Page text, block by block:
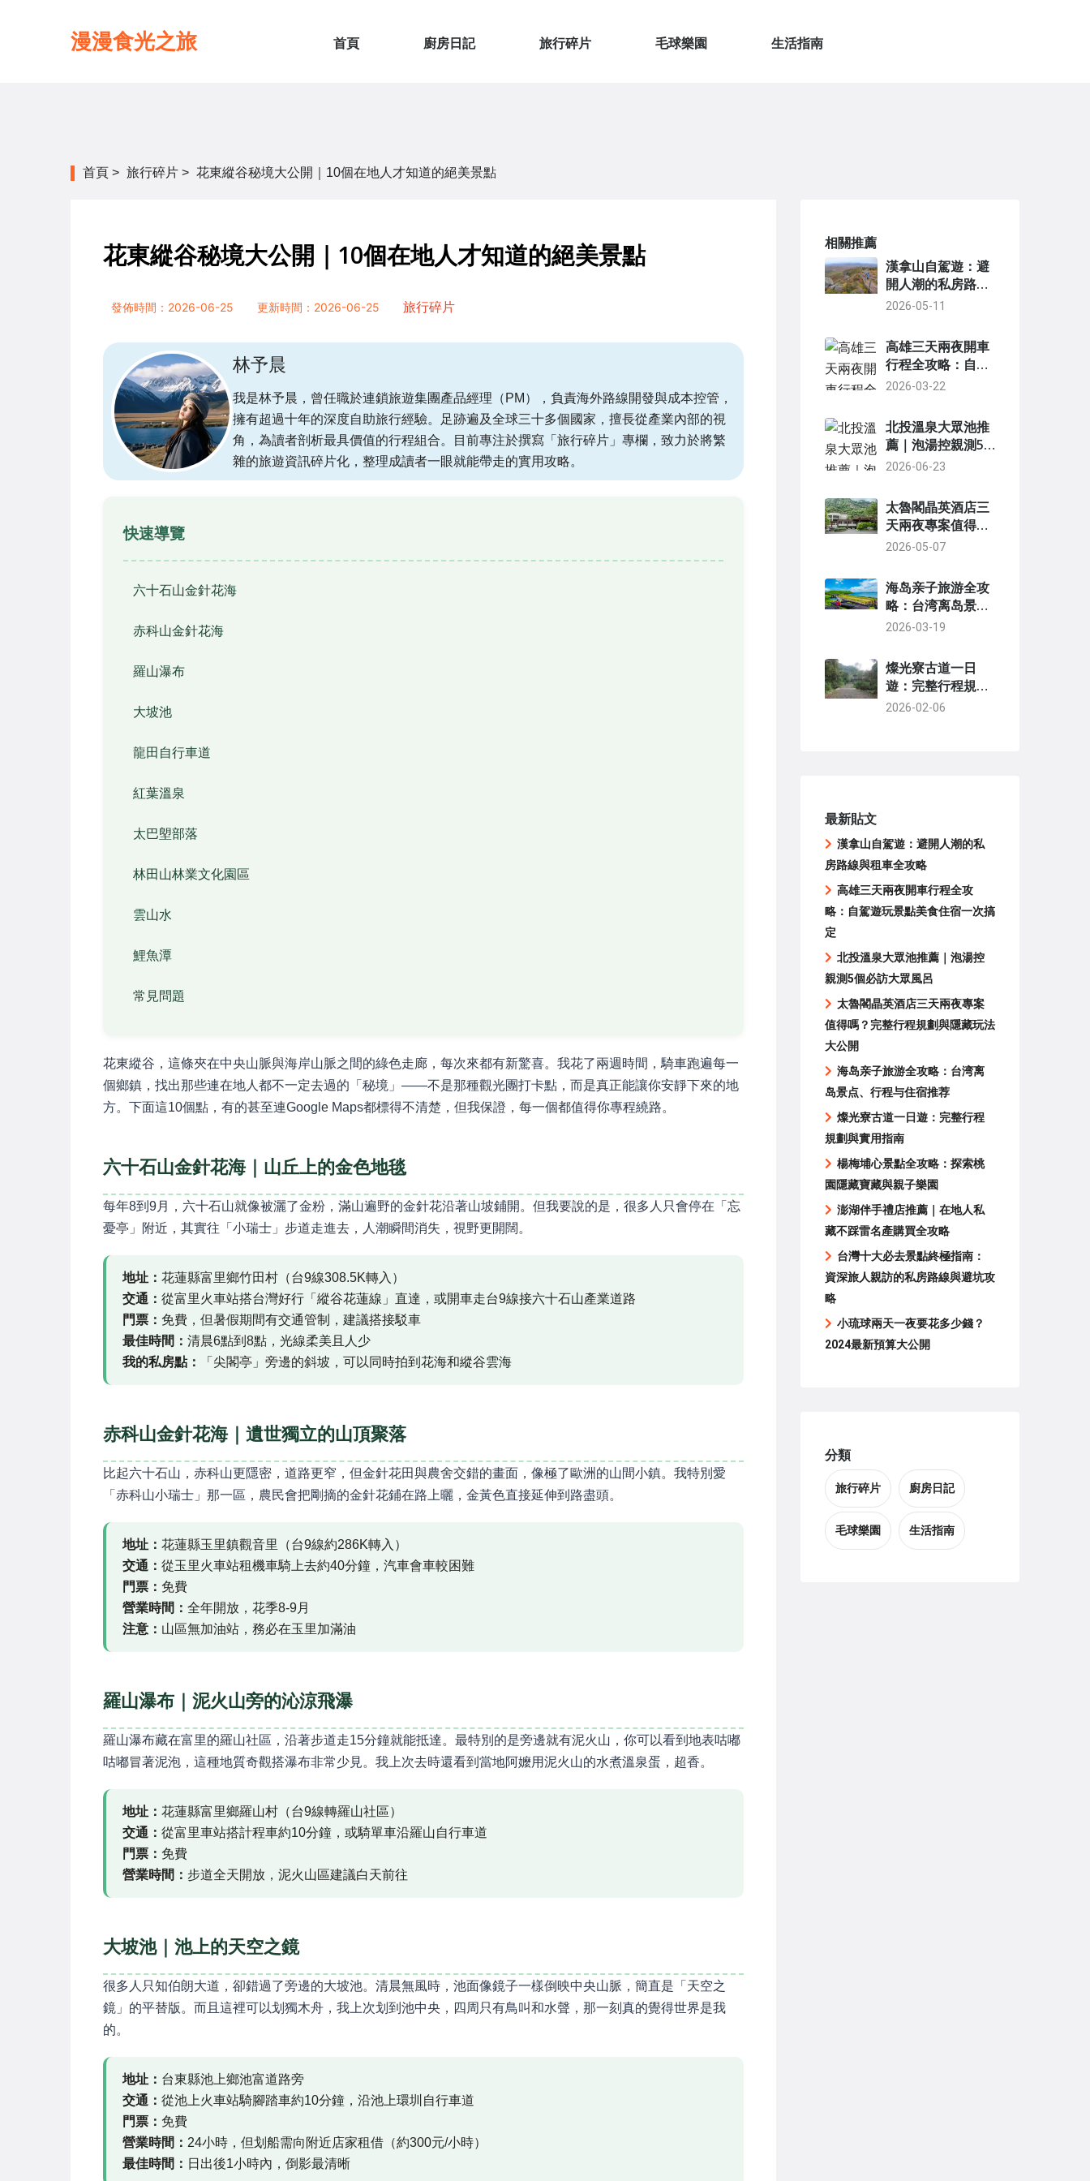
漫漫食光之旅 首頁 廚房日記 旅行碎片 毛球樂園 生活指南
首頁 > 旅行碎片 > 花東縱谷秘境大公開｜10個在地人才知道的絕美景點
花東縱谷秘境大公開｜10個在地人才知道的絕美景點
發佈時間：2026-06-25 更新時間：2026-06-25 旅行碎片
林予晨
我是林予晨，曾任職於連鎖旅遊集團產品經理（PM），負責海外路線開發與成本控管，
擁有超過十年的深度自助旅行經驗。足跡遍及全球三十多個國家，擅長從產業內部的視
角，為讀者剖析最具價值的行程組合。目前專注於撰寫「旅行碎片」專欄，致力於將繁
雜的旅遊資訊碎片化，整理成讀者一眼就能帶走的實用攻略。
快速導覽
六十石山金針花海
赤科山金針花海
羅山瀑布
大坡池
龍田自行車道
紅葉溫泉
太巴塱部落
林田山林業文化園區
雲山水
鯉魚潭
常見問題
花東縱谷，這條夾在中央山脈與海岸山脈之間的綠色走廊，每次來都有新驚喜。我花了兩週時間，騎車跑遍每一
個鄉鎮，找出那些連在地人都不一定去過的「秘境」——不是那種觀光團打卡點，而是真正能讓你安靜下來的地
方。下面這10個點，有的甚至連Google Maps都標得不清楚，但我保證，每一個都值得你專程繞路。
六十石山金針花海｜山丘上的金色地毯
每年8到9月，六十石山就像被灑了金粉，滿山遍野的金針花沿著山坡鋪開。但我要說的是，很多人只會停在「忘
憂亭」附近，其實往「小瑞士」步道走進去，人潮瞬間消失，視野更開闊。
地址： 花蓮縣富里鄉竹田村（台9線308.5K轉入）
交通： 從富里火車站搭台灣好行「縱谷花蓮線」直達，或開車走台9線接六十石山產業道路
門票： 免費，但暑假期間有交通管制，建議搭接駁車
最佳時間： 清晨6點到8點，光線柔美且人少
我的私房點：
「尖閣亭」旁邊的斜坡，可以同時拍到花海和縱谷雲海
赤科山金針花海｜遺世獨立的山頂聚落
比起六十石山，赤科山更隱密，道路更窄，但金針花田與農舍交錯的畫面，像極了歐洲的山間小鎮。我特別愛
「赤科山小瑞士」那一區，農民會把剛摘的金針花鋪在路上曬，金黃色直接延伸到路盡頭。
地址： 花蓮縣玉里鎮觀音里（台9線約286K轉入）
交通： 從玉里火車站租機車騎上去約40分鐘，汽車會車較困難
門票： 免費
營業時間： 全年開放，花季8-9月
注意： 山區無加油站，務必在玉里加滿油
羅山瀑布｜泥火山旁的沁涼飛瀑
羅山瀑布藏在富里的羅山社區，沿著步道走15分鐘就能抵達。最特別的是旁邊就有泥火山，你可以看到地表咕嘟
咕嘟冒著泥泡，這種地質奇觀搭瀑布非常少見。我上次去時還看到當地阿嬤用泥火山的水煮溫泉蛋，超香。
地址： 花蓮縣富里鄉羅山村（台9線轉羅山社區）
交通： 從富里車站搭計程車約10分鐘，或騎單車沿羅山自行車道
門票： 免費
營業時間： 步道全天開放，泥火山區建議白天前往
大坡池｜池上的天空之鏡
很多人只知伯朗大道，卻錯過了旁邊的大坡池。清晨無風時，池面像鏡子一樣倒映中央山脈，簡直是「天空之
鏡」的平替版。而且這裡可以划獨木舟，我上次划到池中央，四周只有鳥叫和水聲，那一刻真的覺得世界是我
的。
地址： 台東縣池上鄉池富道路旁
交通： 從池上火車站騎腳踏車約10分鐘，沿池上環圳自行車道
門票： 免費
營業時間： 24小時，但划船需向附近店家租借（約300元/小時）
最佳時間： 日出後1小時內，倒影最清晰
相關推薦
漢拿山自駕遊：避
開人潮的私房路線
與租車全攻略
2026-05-11
高雄三天兩夜開車
行程全攻略：自駕
遊玩景點美食住宿
2026-03-22
北投溫泉大眾池推
薦｜泡湯控親測5
個必訪大眾風呂
2026-06-23
太魯閣晶英酒店三
天兩夜專案值得
嗎？完整行程規劃
2026-05-07
海岛亲子旅游全攻
略：台湾离岛景
点、行程与住宿推
2026-03-19
燦光寮古道一日
遊：完整行程規劃
與實用指南
2026-02-06
最新貼文
漢拿山自駕遊：避開人潮的私
房路線與租車全攻略
高雄三天兩夜開車行程全攻
略：自駕遊玩景點美食住宿一次搞
定
北投溫泉大眾池推薦｜泡湯控
親測5個必訪大眾風呂
太魯閣晶英酒店三天兩夜專案
值得嗎？完整行程規劃與隱藏玩法
大公開
海岛亲子旅游全攻略：台湾离
岛景点、行程与住宿推荐
燦光寮古道一日遊：完整行程
規劃與實用指南
楊梅埔心景點全攻略：探索桃
園隱藏寶藏與親子樂園
澎湖伴手禮店推薦｜在地人私
藏不踩雷名產購買全攻略
台灣十大必去景點終極指南：
資深旅人親訪的私房路線與避坑攻
略
小琉球兩天一夜要花多少錢？
2024最新預算大公開
分類
旅行碎片 廚房日記
毛球樂園 生活指南